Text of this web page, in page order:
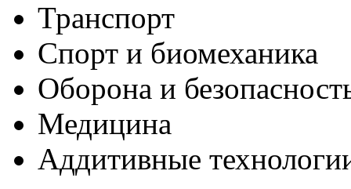
Транспорт
Спорт и биомеханика
Оборона и
Медицина
Аддитивные